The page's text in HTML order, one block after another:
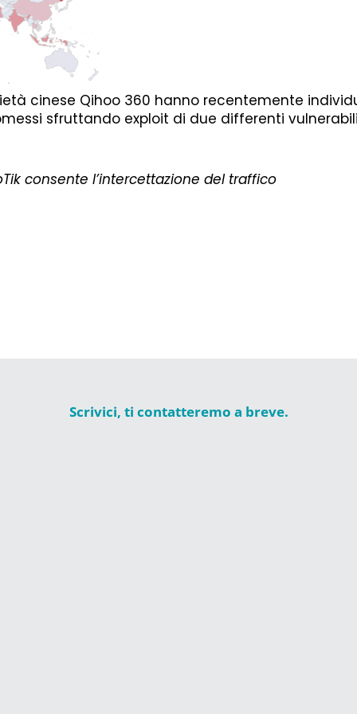
cinese Qihoo 360 hanno recentemente
sfruttando exploit di due differenti
consente l’intercettazione del traffico
Scrivici, ti contatteremo a breve.